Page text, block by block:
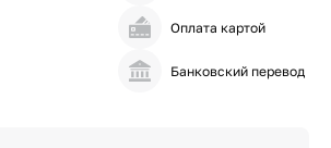
Оплата картой
Банковский перевод